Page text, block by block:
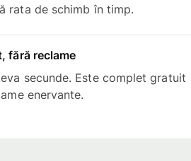
rata de schimb în timp.
fără reclame
secunde. Este complet gratuit
enervante.